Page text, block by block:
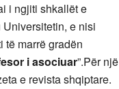
i ngjiti shkallët e
e nisi
të marrë gradën
i asociuar”.Për një
e revista shqiptare.